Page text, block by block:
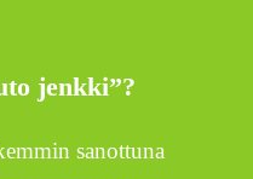
jenkki”?
sanottuna